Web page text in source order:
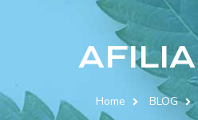
Home BLOG